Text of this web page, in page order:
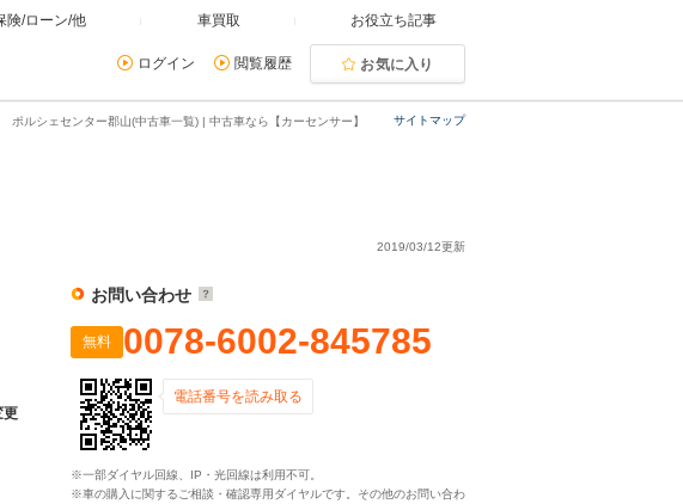
険/ローン/他 車買取 お役立ち記事
ログイン 閲覧履歴 お気に入り
サイトマップ
ポルシェセンター郡山(中古車一覧) | 中古車なら【カーセンサー】
2019/03/12更新
更
お問い合わせ
無料 0078-6002-845785
電話番号を読み取る
※一部ダイヤル回線、IP・光回線は利用不可。
※車の購入に関するご相談・確認専用ダイヤルです。その他のお問い合わ